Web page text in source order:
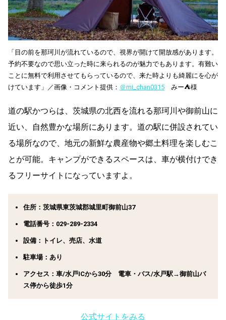
「目の前を那珂川が流れているので、視界が開けて開放感があります。
予約不要なので思い立った時に来られるのが魅力でもあります。有難い
ことに無料で利用させてもらっているので、来た時よりも綺麗にを心が
けています」／画像・コメント提供： ＠mi_chan0315 みー⛺様
道の駅かつらは、茨城県の北西を流れる那珂川や御前山に
近い、自然豊かな場所にあります。道の駅に併設されてい
る場所なので、地元の新鮮な農産物や郷土料理を楽しむこ
とが可能。キャンプができるスペースは、車が横付けでき
るフリーサイトになっていますよ。
住所：茨城県東茨城郡城里町御前山37
電話番号：029-289-2334
設備：トイレ、売店、水道
駐車場：あり
アクセス：車/水戸ICから30分 電車・バス/水戸駅→御前山バ
ス停から徒歩1分
公式サイトをみる